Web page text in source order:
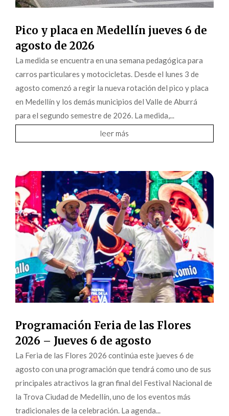
Pico y placa en Medellín jueves 6 de
agosto de 2026
La medida se encuentra en una semana pedagógica para
carros particulares y motocicletas. Desde el lunes 3 de
agosto comenzó a regir la nueva rotación del pico y placa
en Medellín y los demás municipios del Valle de Aburrá
para el segundo semestre de 2026. La medida,...
leer más
Programación Feria de las Flores
2026 – Jueves 6 de agosto
La Feria de las Flores 2026 continúa este jueves 6 de
agosto con una programación que tendrá como uno de sus
principales atractivos la gran final del Festival Nacional de
la Trova Ciudad de Medellín, uno de los eventos más
tradicionales de la celebración. La agenda...